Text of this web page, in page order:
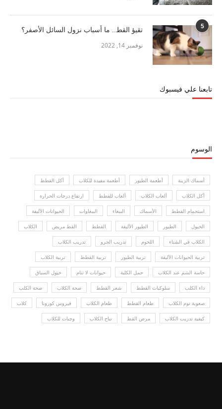
5 تقيؤ القط.. ما أسباب نزول السائل الأصفر؟
نوفمبر 14, 2022
تابعنا علي فيسبوك
الوسوم
أسماك الزينة أطعمة الطيور أطعمة مفيدة للكلاب أكل القطط
أكل الكلاب ألعاب الكلاب ألعاب للقطط ارتفاع درجات الحرارة
استحمام القطط الأسماك الببغاء الببغاوات الحيوانات الأليفة
الخيول الطيور الطيور الأليفة القطط القط مريض الكلاب
الكلاب في الشتاء اللحوم تدريب الجرو تدريب الكلاب
تربية الحيوانات الأليفة تربية الطيور تربية القطط تربية الكلاب
حاسة الشم عند الكلاب حمل الكلبة حيوانات لا تنام خيول السباق
داء الكلب سلوكيات القطط شعر القطط صحة الكلاب صحة الكلب
صعوبة نوم الكلاب طعام القطط طعام الكلاب فيروس كورونا كلاب
كيفية تدريب الكلاب مرض القط نباح الكلاب وجبات للكلاب